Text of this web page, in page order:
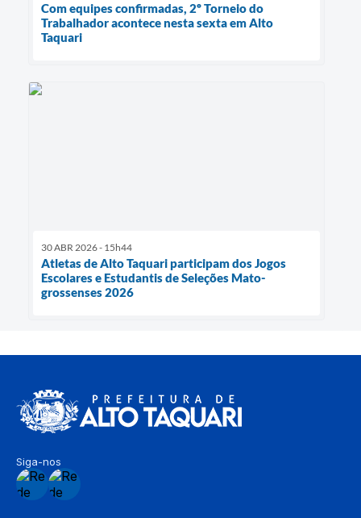
Com equipes confirmadas, 2º Torneio do
Trabalhador acontece nesta sexta em Alto
Taquari
30 ABR 2026 - 15h44
Atletas de Alto Taquari participam dos Jogos
Escolares e Estudantis de Seleções Mato-
grossenses 2026
Siga-nos